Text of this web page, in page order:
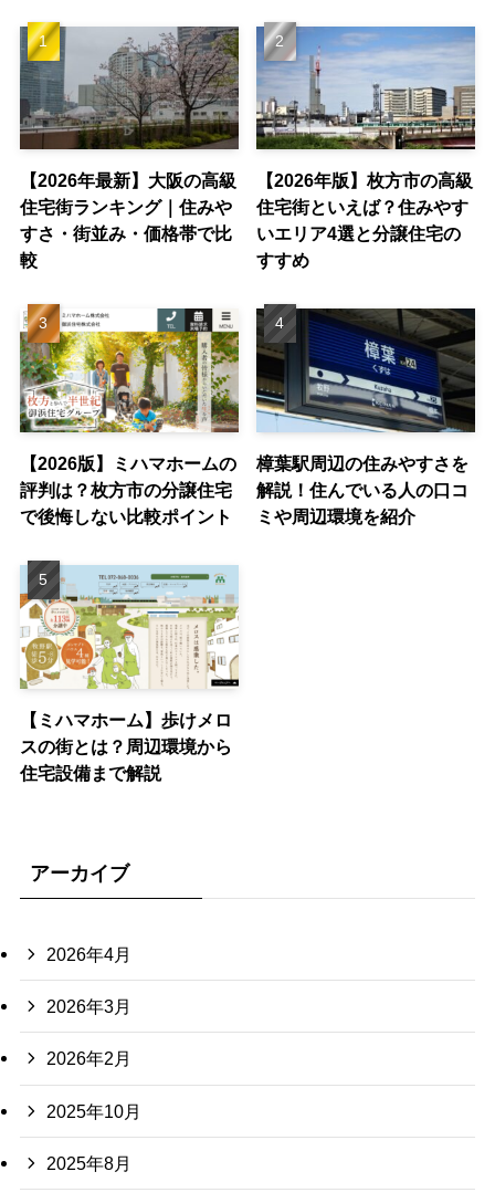
【2026年最新】大阪の高級
住宅街ランキング｜住みや
すさ・街並み・価格帯で比
較
【2026年版】枚方市の高級
住宅街といえば？住みやす
いエリア4選と分譲住宅の
すすめ
【2026版】ミハマホームの
評判は？枚方市の分譲住宅
で後悔しない比較ポイント
樟葉駅周辺の住みやすさを
解説！住んでいる人の口コ
ミや周辺環境を紹介
【ミハマホーム】歩けメロ
スの街とは？周辺環境から
住宅設備まで解説
アーカイブ
2026年4月
2026年3月
2026年2月
2025年10月
2025年8月